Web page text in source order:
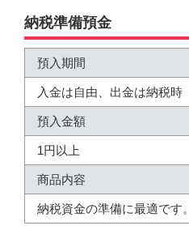
納税準備預金
預入期間
入金は自由、出金は納税時
預入金額
1円以上
商品内容
納税資金の準備に最適です。